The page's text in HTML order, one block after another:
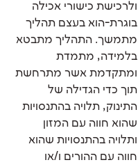
ולרכישת כישורי אכילה
בוגרת-הוא בעצם תהליך
מתמשך. התהליך מתבטא
בלמידה, מתמדת
ומתקדמת אשר מתרחשת
תוך כדי הגדילה של
התינוק, תלויה בהתנסויות
שהוא חווה עם המזון
ותלויה בהתנסויות שהוא
חווה עם ההורים ו/או